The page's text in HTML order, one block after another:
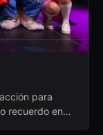
para
recuerdo en